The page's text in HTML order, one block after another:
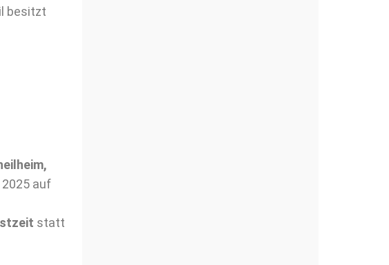
besitzt
auf
statt